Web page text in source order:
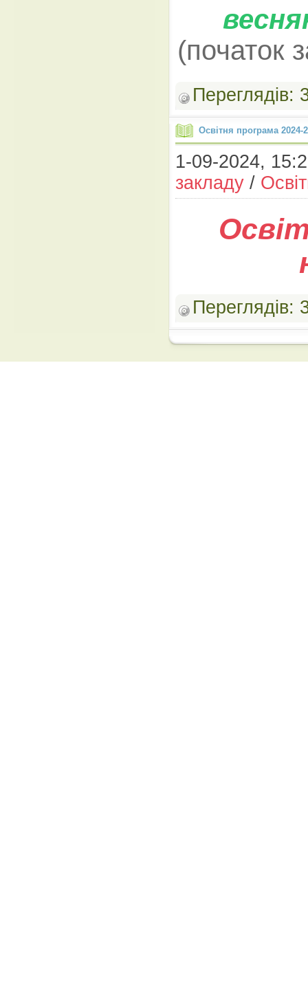
(початок
Освітня програма 2024-
1-09-2024,
закладу /